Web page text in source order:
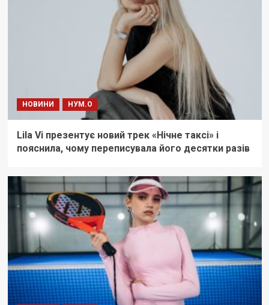
НОВИНИ НУМ.О
Lila Vi презентує новий трек «Нічне таксі» і
пояснила, чому переписувала його десятки разів